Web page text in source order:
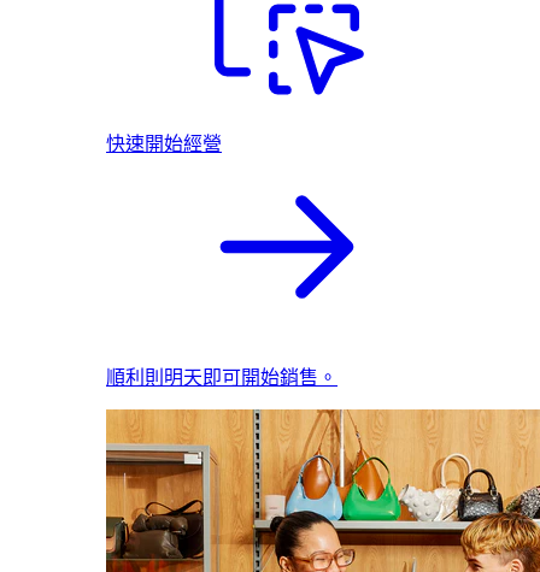
快速開始經營
順利則明天即可開始銷售。